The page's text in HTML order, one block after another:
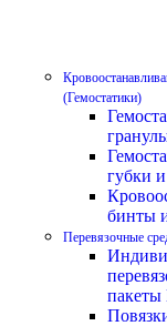
(Гемостатики)
губки
бинты
Перевязочные